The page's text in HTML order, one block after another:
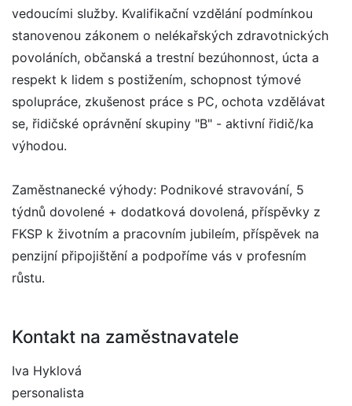
vedoucími služby. Kvalifikační vzdělání podmínkou
stanovenou zákonem o nelékařských zdravotnických
povoláních, občanská a trestní bezúhonnost, úcta a
respekt k lidem s postižením, schopnost týmové
spolupráce, zkušenost práce s PC, ochota vzdělávat
se, řidičské oprávnění skupiny "B" - aktivní řidič/ka
výhodou.
Zaměstnanecké výhody: Podnikové stravování, 5
týdnů dovolené + dodatková dovolená, příspěvky z
FKSP k životním a pracovním jubileím, příspěvek na
penzijní připojištění a podpoříme vás v profesním
růstu.
Kontakt na zaměstnavatele
Iva Hyklová
personalista